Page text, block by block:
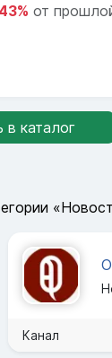
от
в каталог
Канал